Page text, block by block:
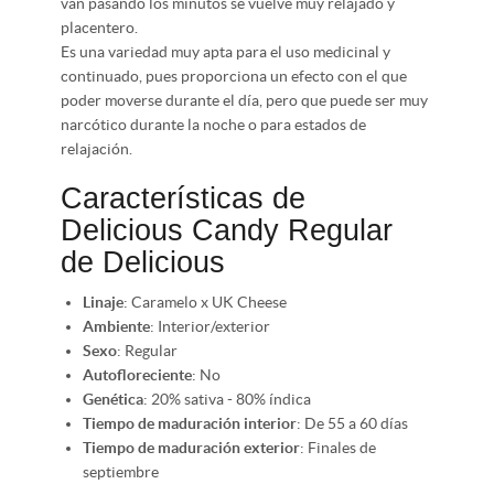
placentero.
Es una variedad muy apta para el uso medicinal y
continuado, pues proporciona un efecto con el que
poder moverse durante el día, pero que puede ser muy
narcótico durante la noche o para estados de
relajación.
Características de
Delicious Candy Regular
de Delicious
Linaje: Caramelo x UK Cheese
Ambiente: Interior/exterior
Sexo: Regular
Autofloreciente: No
Genética: 20% sativa - 80% índica
Tiempo de maduración interior: De 55 a 60 días
Tiempo de maduración exterior: Finales de
septiembre